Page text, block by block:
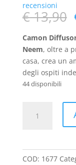
recensioni
€13,90
Camon
Neem, oltre a
casa, crea un
degli ospiti
44 disponibili
Diffusore
COD: 1677